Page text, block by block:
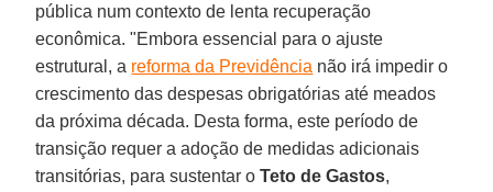
pública num contexto de lenta recuperação
econômica. "Embora essencial para o ajuste
estrutural, a reforma da Previdência não irá impedir o
crescimento das despesas obrigatórias até meados
da próxima década. Desta forma, este período de
transição requer a adoção de medidas adicionais
transitórias, para sustentar oTeto de Gastos,